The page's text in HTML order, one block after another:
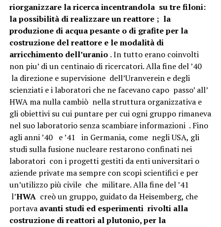
riorganizzare la ricerca incentrandola su tre filoni:
la possibilità di realizzare un reattore ; la
produzione di acqua pesante o di grafite per la
costruzione del reattore e le modalità di
arricchimento dell’uranio . In tutto erano coinvolti
non piu’ di un centinaio di ricercatori. Alla fine del ’40
la direzione e supervisione dell’Uranverein e degli
scienziati e i laboratori che ne facevano capo passo’ all’
HWA ma nulla cambiò nella struttura organizzativa e
gli obiettivi su cui puntare per cui ogni gruppo rimaneva
nel suo laboratorio senza scambiare informazioni . Fino
agli anni ’40 e ’41 in Germania, come negli USA, gli
studi sulla fusione nucleare restarono confinati nei
laboratori con i progetti gestiti da enti universitari o
aziende private ma sempre con scopi scientifici e per
un’utilizzo più civile che militare. Alla fine del ’41
l’HWAcreò un gruppo, guidato da Heisemberg, che
portava avanti studi ed esperimenti rivolti alla
costruzione di reattori al plutonio, per la